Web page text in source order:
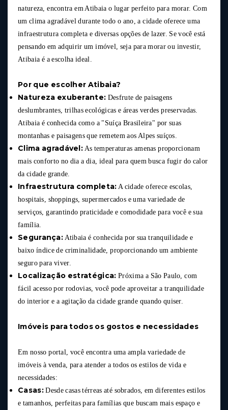
natureza, encontra em Atibaia o lugar perfeito para morar. Com
um clima agradável durante todo o ano, a cidade oferece uma
infraestrutura completa e diversas opções de lazer. Se você está
pensando em adquirir um imóvel, seja para morar ou investir,
Atibaia é a escolha ideal.
Por que escolher Atibaia?
Natureza exuberante: Desfrute de paisagens
deslumbrantes, trilhas ecológicas e áreas verdes preservadas.
Atibaia é conhecida como a "Suíça Brasileira" por suas
montanhas e paisagens que remetem aos Alpes suíços.
Clima agradável: As temperaturas amenas proporcionam
mais conforto no dia a dia, ideal para quem busca fugir do calor
da cidade grande.
Infraestrutura completa: A cidade oferece escolas,
hospitais, shoppings, supermercados e uma variedade de
serviços, garantindo praticidade e comodidade para você e sua
família.
Segurança: Atibaia é conhecida por sua tranquilidade e
baixo índice de criminalidade, proporcionando um ambiente
seguro para viver.
Localização estratégica: Próxima a São Paulo, com
fácil acesso por rodovias, você pode aproveitar a tranquilidade
do interior e a agitação da cidade grande quando quiser.
Imóveis para todos os gostos e necessidades
Em nosso portal, você encontra uma ampla variedade de
imóveis à venda, para atender a todos os estilos de vida e
necessidades:
Casas:Desde casas térreas até sobrados, em diferentes estilos
e tamanhos, perfeitas para famílias que buscam mais espaço e